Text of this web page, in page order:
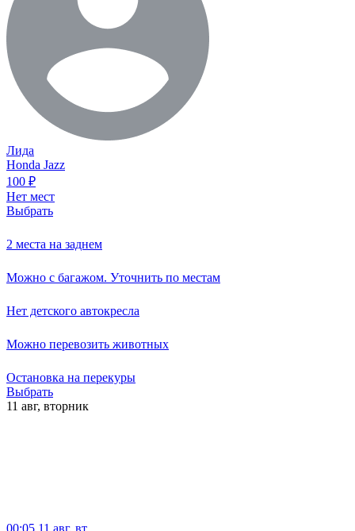
Лида
Honda Jazz
100 ₽
Нет мест
Выбрать
2 места на заднем
Можно с багажом. Уточнить по местам
Нет детского автокресла
Можно перевозить животных
Остановка на перекуры
Выбрать
11 авг, вторник
00:05 11 авг, вт